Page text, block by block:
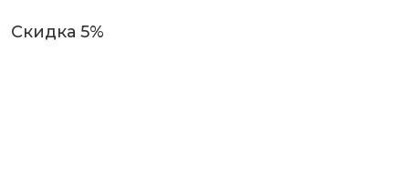
Скидка 5%